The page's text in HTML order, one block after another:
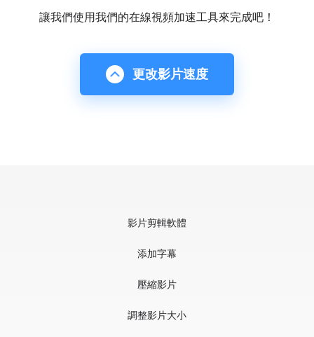
讓我們使用我們的在線視頻加速工具來完成吧！
更改影片速度
影片剪輯軟體
添加字幕
壓縮影片
調整影片大小